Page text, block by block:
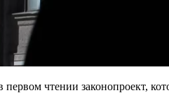
первом чтении законопроект,